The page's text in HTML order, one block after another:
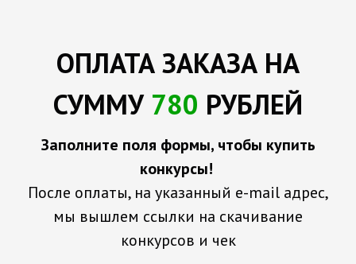
ОПЛАТАЗАКАЗА НА
СУММУ 780 РУБЛЕЙ
Заполните поля формы, чтобы купить
конкурсы!
После оплаты, на указанный e-mail адрес,
мы вышлем ссылки на скачивание
конкурсов и чек